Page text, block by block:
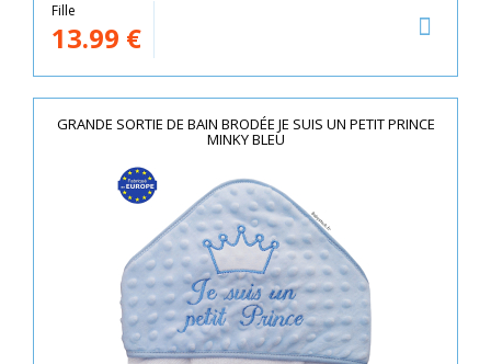
Fille
13.99 €
GRANDE SORTIE DE BAIN BRODÉE JE SUIS UN PETIT PRINCE
MINKY BLEU